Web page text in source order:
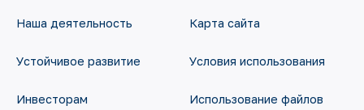
Наша деятельность
Устойчивое развитие
Инвесторам
Карта сайта
Условия использования
Использование файлов